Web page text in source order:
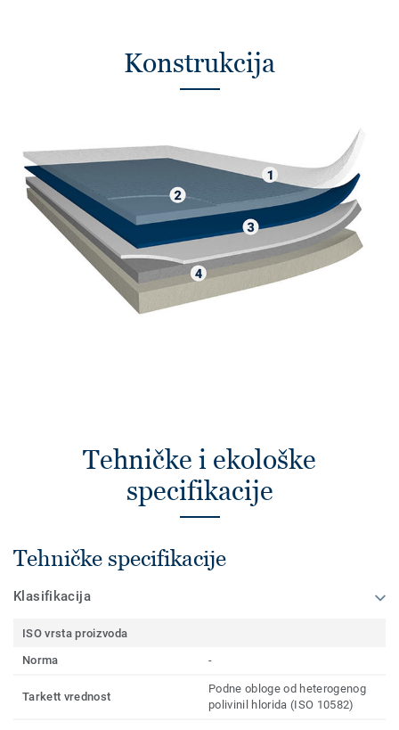
Konstrukcija
Tehničke i ekološke
specifikacije
Tehničke specifikacije
Klasifikacija
ISO vrsta proizvoda
Norma
-
Tarkett vrednost
Podne obloge od heterogenog
polivinil hlorida (ISO 10582)